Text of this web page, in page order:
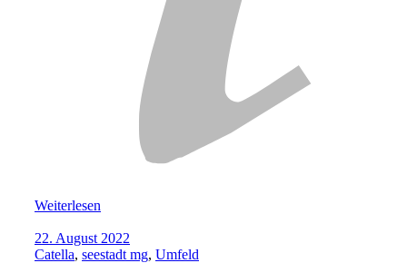
Weiterlesen
22. August 2022
Catella, seestadt mg, Umfeld